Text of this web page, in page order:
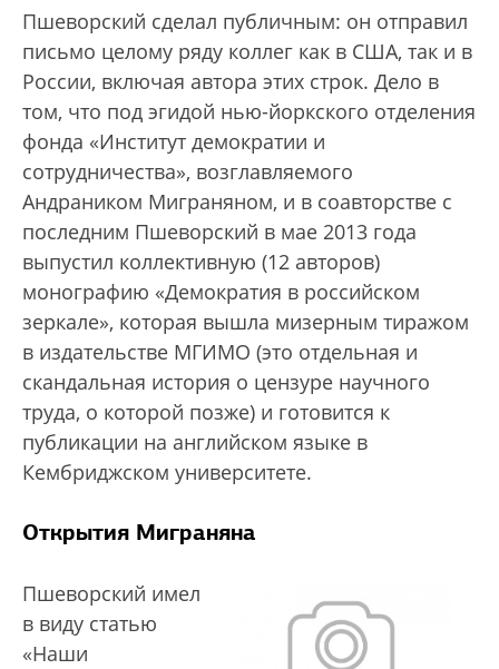
Пшеворский сделал публичным: он отправил
письмо целому ряду коллег как в США, так и в
России, включая автора этих строк. Дело в
том, что под эгидой нью-йоркского отделения
фонда «Институт демократии и
сотрудничества», возглавляемого
Андраником Миграняном, и в соавторстве с
последним Пшеворский в мае 2013 года
выпустил коллективную (12 авторов)
монографию «Демократия в российском
зеркале», которая вышла мизерным тиражом
в издательстве МГИМО (это отдельная и
скандальная история о цензуре научного
труда, о которой позже) и готовится к
публикации на английском языке в
Кембриджском университете.
Открытия Миграняна
Пшеворский имел
в виду статью
«Наши